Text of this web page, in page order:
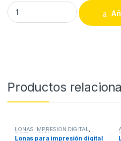
Espátulas de aplicación quantity
Productos
LONAS IMPRESION DIGITAL,
ROTULACIÓN
Lonas para impresión digital